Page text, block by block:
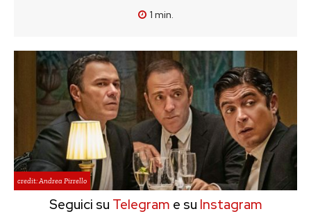
1 min.
credit: Andrea Pirrello
Seguici su Telegram e su Instagram